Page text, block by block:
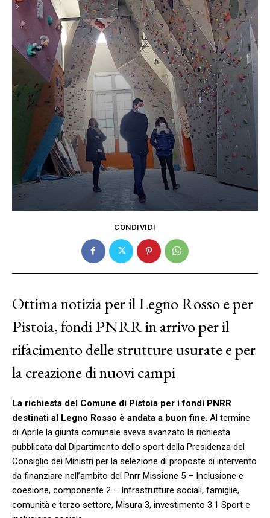
CONDIVIDI
Ottima notizia per il Legno Rosso e per
Pistoia, fondi PNRR in arrivo per il
rifacimento delle strutture usurate e per
la creazione di nuovi campi
La richiesta del Comune di Pistoia per i fondi PNRR
destinati al Legno Rosso è andata a buon fine. Al termine
di Aprile la giunta comunale aveva avanzato la richiesta
pubblicata dal Dipartimento dello sport della Presidenza del
Consiglio dei Ministri per la selezione di proposte di intervento
da finanziare nell’ambito del Pnrr Missione 5 – Inclusione e
coesione, componente 2 – Infrastrutture sociali, famiglie,
comunità e terzo settore, Misura 3, investimento 3.1 Sport e